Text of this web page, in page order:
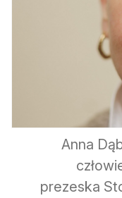
Anna
prezeska